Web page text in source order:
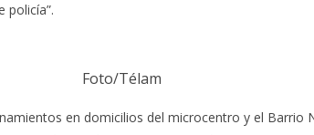
policía”.
Foto/Télam
en domicilios del microcentro y el Barrio